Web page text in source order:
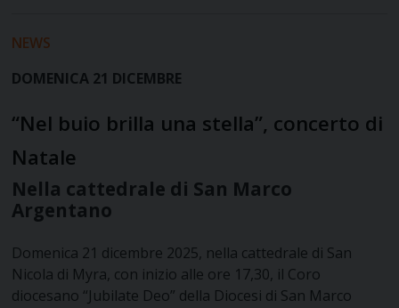
NEWS
DOMENICA 21 DICEMBRE
“Nel buio brilla una stella”, concerto di
Natale
Nella cattedrale di San Marco
Argentano
Domenica 21 dicembre 2025, nella cattedrale di San
Nicola di Myra, con inizio alle ore 17,30, il Coro
diocesano “Jubilate Deo” della Diocesi di San Marco